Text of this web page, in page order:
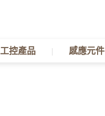
工控產品 感應元件